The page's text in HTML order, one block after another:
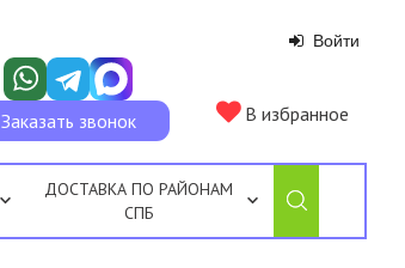
Войти
Заказать звонок В избранное
ДОСТАВКА ПО РАЙОНАМ
СПБ